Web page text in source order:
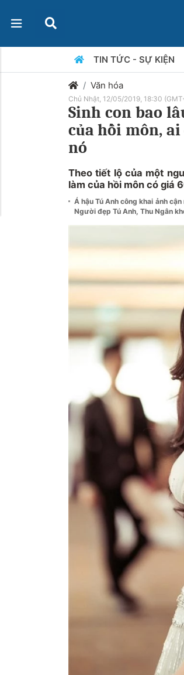
TIN TỨC - SỰ KIỆN
Văn hóa
Chủ Nhật, 12/05/2019, 18:30
Sinh con bao
của hồi môn,
nó
Theo tiết lộ của một
làm của hồi môn có giá
Á hậu Tú Anh công khai ảnh
Người đẹp Tú Anh, Thu Ngân